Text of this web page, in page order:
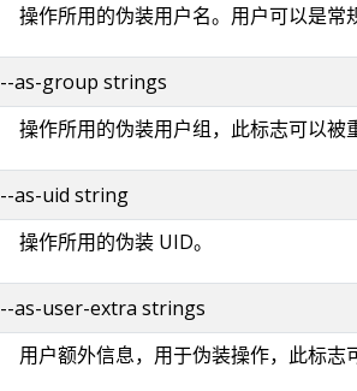
操作所用的伪装用户名。用户可以是常
--as-group strings
操作所用的伪装用户组，此标志可以被
--as-uid string
操作所用的伪装 UID。
--as-user-extra strings
用户额外信息，用于伪装操作，此标志